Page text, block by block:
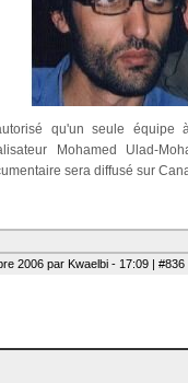
qu'un seule équipe
Mohamed Ulad-
sera diffusé sur
2006 par Kwaelbi - 17:09 | #836